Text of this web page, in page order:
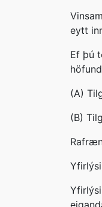
eytt
Ef þú
(A)
(B)